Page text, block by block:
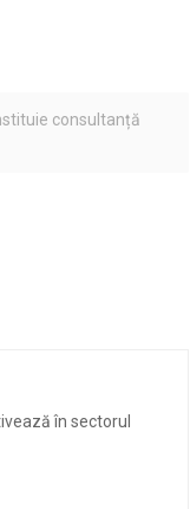
consultanță
în sectorul